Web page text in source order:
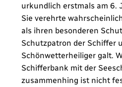
urkundlich erstmals am 6.
Sie verehrte
als ihren besonderen
Schutzpatron der Schiffer
Schönwetterheiliger galt.
Schifferbank mit der
zusammenhing ist nicht